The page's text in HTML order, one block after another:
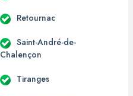
Retournac
Saint-André-de-
Chalençon
Tiranges